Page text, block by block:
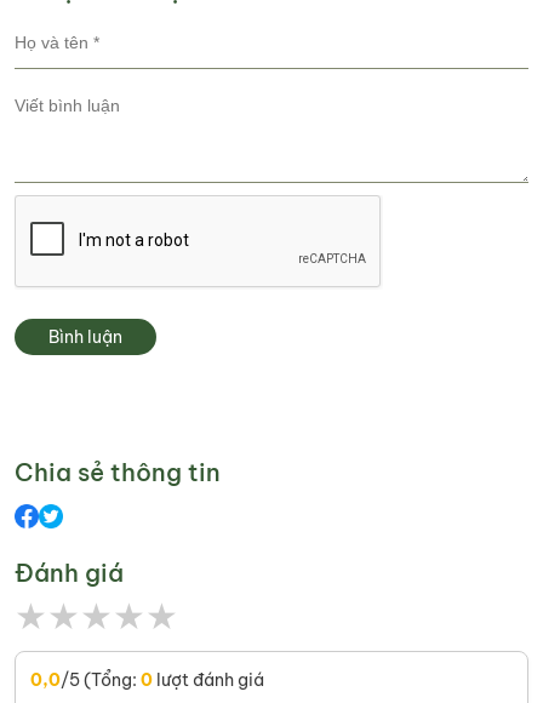
Bình luận
Chia sẻ thông tin
Đánh giá
★★★★★
0,0/5 (Tổng: 0 lượt đánh giá